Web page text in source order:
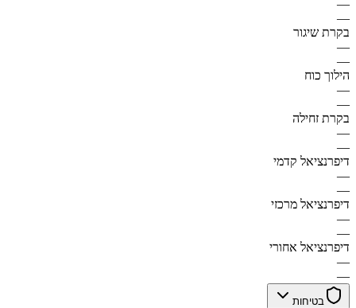
—
—
בקרת שיגור
—
—
הילוך כוח
—
—
בקרת זחילה
—
—
דיפרנציאל קדמי
—
—
דיפרנציאל מרכזי
—
—
דיפרנציאל אחורי
—
—
בטיחות